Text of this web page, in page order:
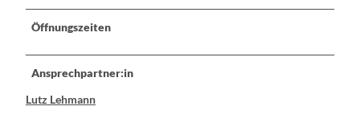
Öffnungszeiten
Ansprechpartner:in
Lutz Lehmann